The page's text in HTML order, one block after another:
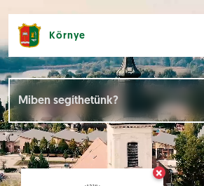
×
Környe
Hírek []
Események []